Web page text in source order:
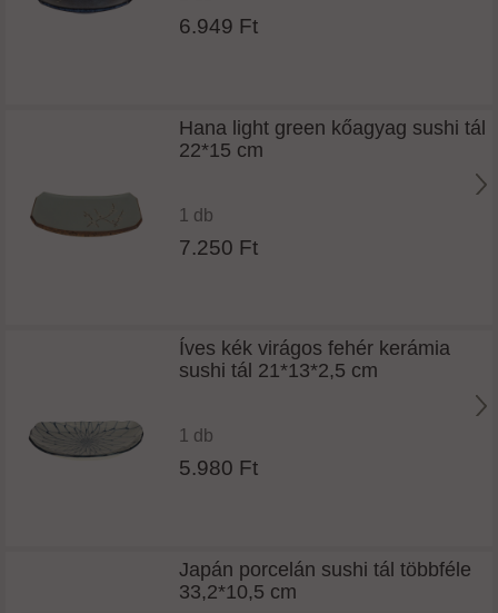
6.949 Ft
Hana light green kőagyag sushi tál
22*15 cm
1 db
7.250 Ft
Íves kék virágos fehér kerámia
sushi tál 21*13*2,5 cm
1 db
5.980 Ft
Japán porcelán sushi tál többféle
33,2*10,5 cm